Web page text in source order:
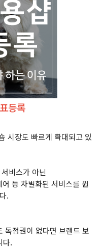
등록
시장도 빠르게 확대되고 있
비스가 아닌
등 차별화된 서비스를 원
.
독점권이 없다면 브랜드 보
다.